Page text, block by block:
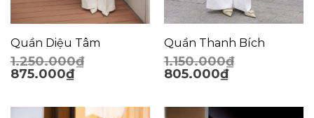
Quần Diệu Tâm
1.250.000₫
875.000₫
Quần Thanh Bích
1.150.000₫
805.000₫